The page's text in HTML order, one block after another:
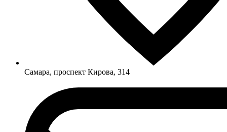
Самара, проспект Кирова, 314